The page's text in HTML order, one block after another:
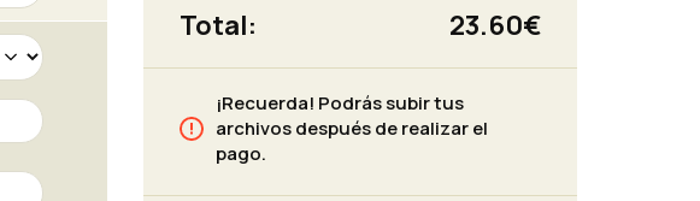
Total: 23.60€
¡Recuerda! Podrás subir tus
archivos después de realizar el
pago.